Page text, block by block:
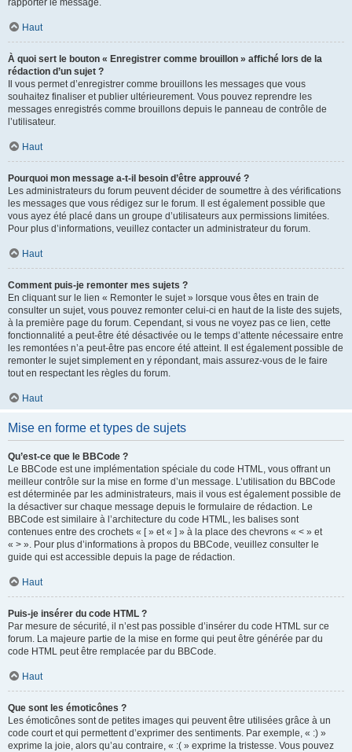
rapporter le message.
Haut
À quoi sert le bouton « Enregistrer comme brouillon » affiché lors de la
rédaction d’un sujet ?
Il vous permet d’enregistrer comme brouillons les messages que vous
souhaitez finaliser et publier ultérieurement. Vous pouvez reprendre les
messages enregistrés comme brouillons depuis le panneau de contrôle de
l’utilisateur.
Haut
Pourquoi mon message a-t-il besoin d’être approuvé ?
Les administrateurs du forum peuvent décider de soumettre à des vérifications
les messages que vous rédigez sur le forum. Il est également possible que
vous ayez été placé dans un groupe d’utilisateurs aux permissions limitées.
Pour plus d’informations, veuillez contacter un administrateur du forum.
Haut
Comment puis-je remonter mes sujets ?
En cliquant sur le lien « Remonter le sujet » lorsque vous êtes en train de
consulter un sujet, vous pouvez remonter celui-ci en haut de la liste des sujets,
à la première page du forum. Cependant, si vous ne voyez pas ce lien, cette
fonctionnalité a peut-être été désactivée ou le temps d’attente nécessaire entre
les remontées n’a peut-être pas encore été atteint. Il est également possible de
remonter le sujet simplement en y répondant, mais assurez-vous de le faire
tout en respectant les règles du forum.
Haut
Mise en forme et types de sujets
Qu’est-ce que le BBCode ?
Le BBCode est une implémentation spéciale du code HTML, vous offrant un
meilleur contrôle sur la mise en forme d’un message. L’utilisation du BBCode
est déterminée par les administrateurs, mais il vous est également possible de
la désactiver sur chaque message depuis le formulaire de rédaction. Le
BBCode est similaire à l’architecture du code HTML, les balises sont
contenues entre des crochets « [ » et « ] » à la place des chevrons « < » et
« > ». Pour plus d’informations à propos du BBCode, veuillez consulter le
guide qui est accessible depuis la page de rédaction.
Haut
Puis-je insérer du code HTML ?
Par mesure de sécurité, il n’est pas possible d’insérer du code HTML sur ce
forum. La majeure partie de la mise en forme qui peut être générée par du
code HTML peut être remplacée par du BBCode.
Haut
Que sont les émoticônes ?
Les émoticônes sont de petites images qui peuvent être utilisées grâce à un
code court et qui permettent d’exprimer des sentiments. Par exemple, « :) »
exprime la joie, alors qu’au contraire, « :( » exprime la tristesse. Vous pouvez